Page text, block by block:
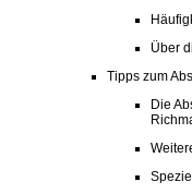
Über
Tipps zum
Die